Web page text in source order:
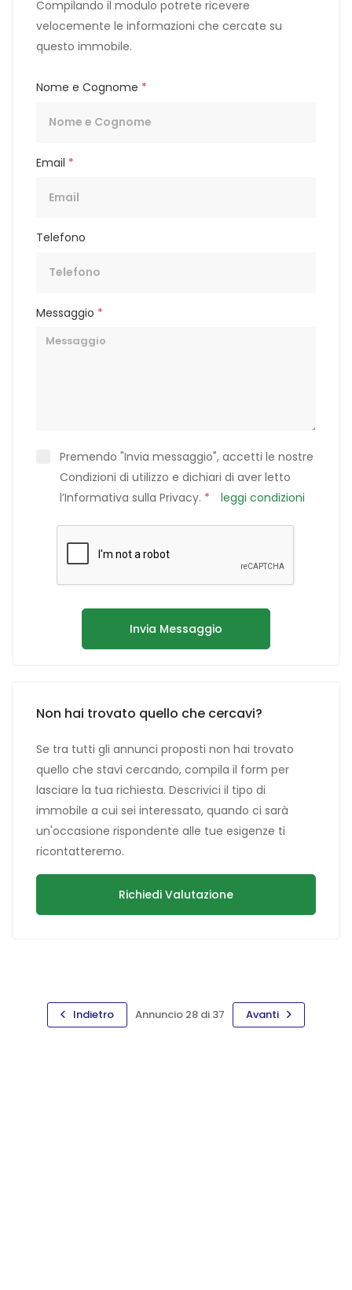
Compilando il modulo potrete ricevere
velocemente le informazioni che cercate su
questo immobile.
Nome e Cognome *
Email *
Telefono
Messaggio *
Premendo "Invia messaggio", accetti le nostre
Condizioni di utilizzo e dichiari di aver letto
l’Informativa sulla Privacy. * leggi condizioni
Invia Messaggio
Non hai trovato quello che cercavi?
Se tra tutti gli annunci proposti non hai trovato
quello che stavi cercando, compila il form per
lasciare la tua richiesta. Descrivici il tipo di
immobile a cui sei interessato, quando ci sarà
un'occasione rispondente alle tue esigenze ti
ricontatteremo.
Richiedi Valutazione
Indietro Annuncio 28 di 37 Avanti